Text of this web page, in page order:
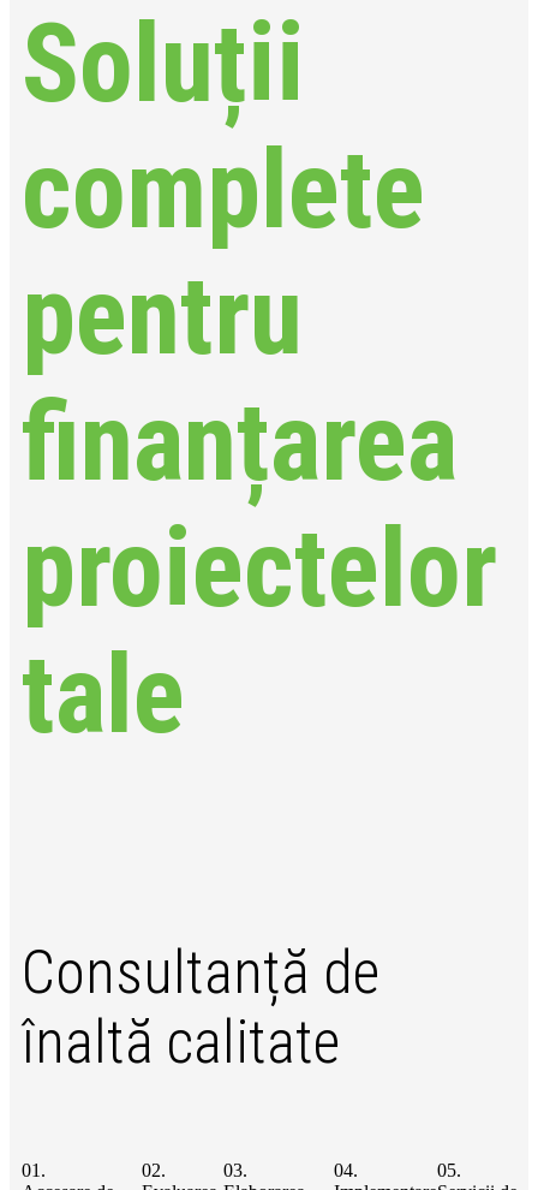
Soluții
complete
pentru
finanțarea
proiectelor
tale
Consultanță de
înaltă calitate
01.
02.
03.
04.
05.